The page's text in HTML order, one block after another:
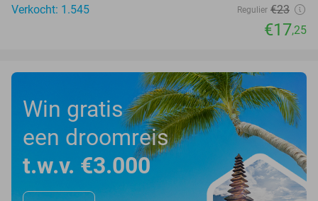
Verkocht: 1.545
Regulier €23
€17,25
Win gratis
een droomreis
t.w.v. €3.000